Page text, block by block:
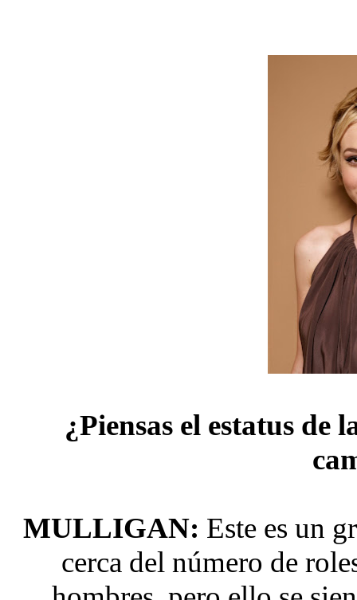
¿Piensas el estatus de
MULLIGAN: Este es un
cerca del número de